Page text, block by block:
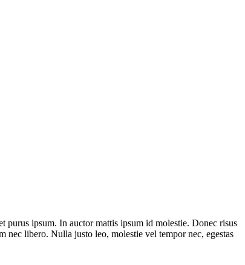
purus ipsum. In auctor mattis ipsum id molestie. Donec risus
nec libero. Nulla justo leo, molestie vel tempor nec, egestas